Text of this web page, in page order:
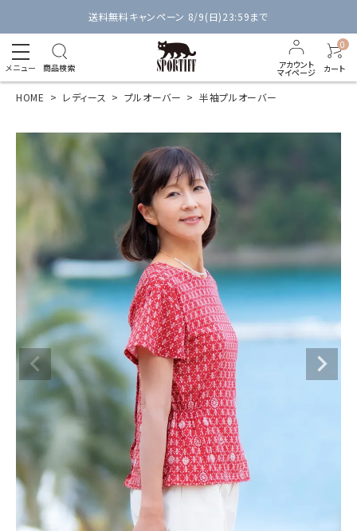
送料無料キャンペーン 8/9(日)23:59まで
メニュー 商品検索 アカウント
マイページ
0
カート
HOME レディース プルオーバー 半袖プルオーバー